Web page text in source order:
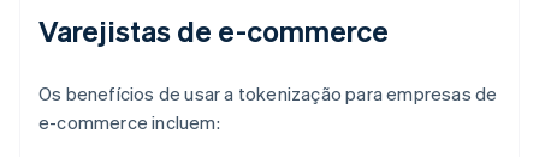
Varejistas de e-commerce
Os benefícios de usar a tokenização para empresas de
e-commerce incluem: